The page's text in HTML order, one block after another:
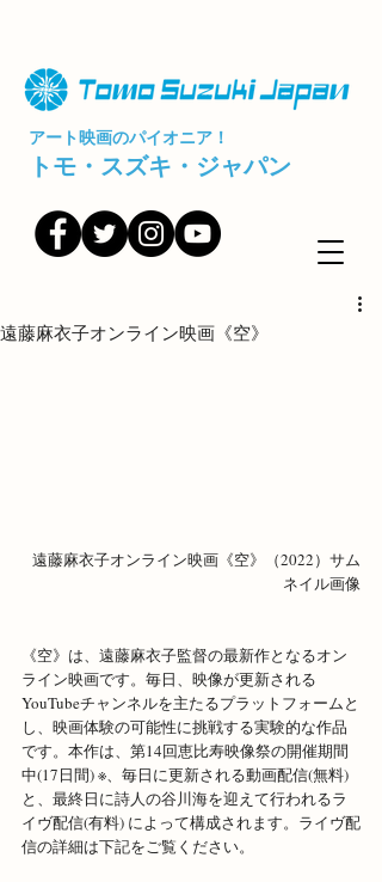
アート映画のパイオニア！
トモ・スズキ・ジャパン
遠藤麻衣子オンライン映画《空》
遠藤麻衣子オンライン映画《空》（2022）サム
ネイル画像
《空》は、遠藤麻衣子監督の最新作となるオン
ライン映画です。毎日、映像が更新される
YouTubeチャンネルを主たるプラットフォームと
し、映画体験の可能性に挑戦する実験的な作品
です。本作は、第14回恵比寿映像祭の開催期間
中(17日間) ※、毎日に更新される動画配信(無料)
と、最終日に詩人の谷川海を迎えて行われるラ
イヴ配信(有料) によって構成されます。ライヴ配
信の詳細は下記をご覧ください。